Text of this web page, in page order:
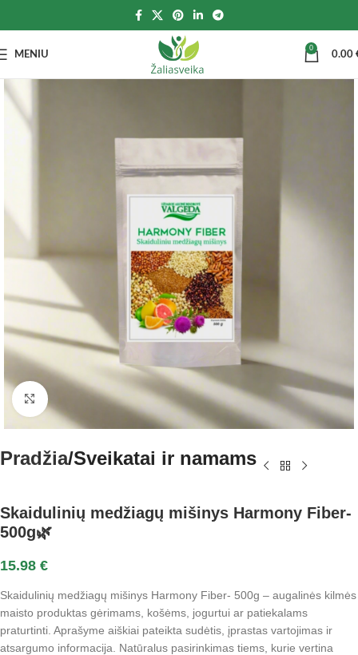
MENIU
0
0.00
Spustelėkite norėdami padidinti
Pradžia Sveikatai ir namams
Skaidulinių medžiagų mišinys Harmony Fiber-
500g🌿
15.98 €
Skaidulinių medžiagų mišinys Harmony Fiber- 500g – augalinės kilmės
maisto produktas gėrimams, košėms, jogurtui ar patiekalams
praturtinti. Aprašyme aiškiai pateikta sudėtis, įprastas vartojimas ir
atsargumo informacija. Natūralus pasirinkimas tiems, kurie vertina